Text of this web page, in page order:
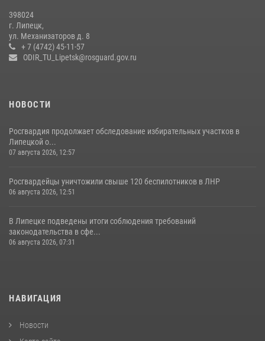
Липецке
17 июля 2026, 12:26 5
398024
г. Липецк,
ул. Механизаторов д. 8
+ 7 (4742) 45-11-57
ODIR_TU_Lipetsk@rosguard.gov.ru
НОВОСТИ
Росгвардия продолжает обследование избирательных участков в
Липецкой о...
07 августа 2026, 12:57
Росгвардейцы уничтожили свыше 120 беспилотников в ЛНР
06 августа 2026, 12:51
В Липецке подведены итоги соблюдения требований
законодательства в сфе...
06 августа 2026, 07:31
НАВИГАЦИЯ
Новости